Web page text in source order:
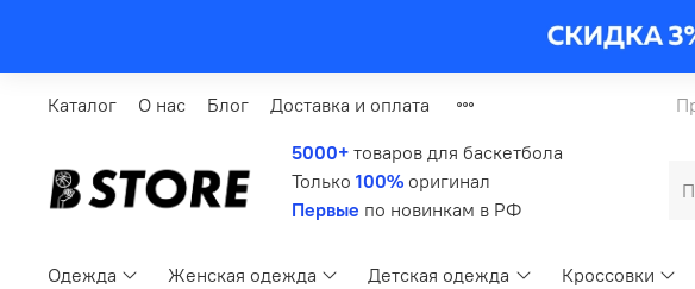
Каталог О нас Блог Доставка и оплата
5000+ товаров для баскетбола
Только 100% оригинал
Первые по новинкам в РФ
Одежда Женская одежда Детская одежда Кроссовки